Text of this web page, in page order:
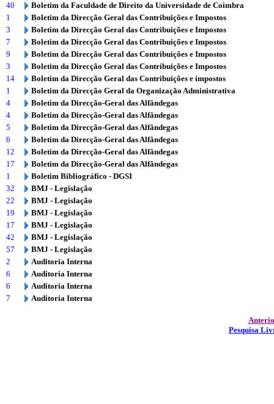
40
Boletim da Faculdade de Direito da Universidade de Coimbra
1
Boletim da Direcção Geral das Contribuições e Impostos
3
Boletim da Direcção Geral das Contribuições e Impostos
7
Boletim da Direcção Geral das Contribuições e Impostos
9
Boletim da Direcção Geral das Contribuições e Impostos
3
Boletim da Direcção Geral das Contribuições e Impostos
14
Boletim da Direcção Geral das Contribuições e impostos
1
Boletim da Direcção Geral da Organização Administrativa
4
Boletim da Direcção-Geral das Alfândegas
4
Boletim da Direcção-Geral das Alfândegas
5
Boletim da Direcção-Geral das Alfândegas
6
Boletim da Direcção-Geral das Alfândegas
12
Boletim da Direcção-Geral das Alfândegas
17
Boletim da Direcção-Geral das Alfândegas
1
Boletim Bibliográfico - DGSI
32
BMJ - Legislação
22
BMJ - Legislação
19
BMJ - Legislação
17
BMJ - Legislação
42
BMJ - Legislação
57
BMJ - Legislação
2
Auditoria Interna
6
Auditoria Interna
6
Auditoria Interna
7
Auditoria Interna
Pesquisa